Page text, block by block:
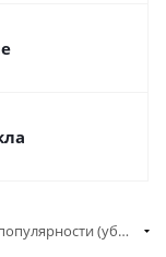
По популярности (убывание)